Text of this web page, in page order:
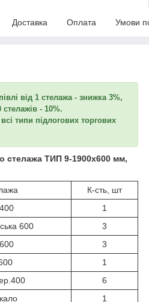
Доставка Оплата Умови
від 1 стелажа - знижка 3%,
стелажів - 10%.
типи підлогових торгових
стелажа ТИП 9-1900х600 мм,
К-сть, шт
1
600
3
3
1
6
1